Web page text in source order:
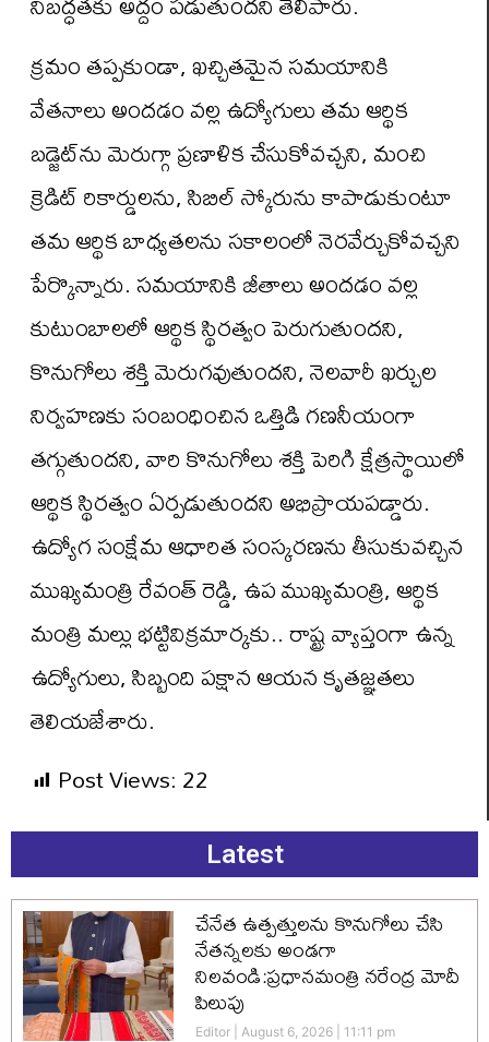
క్రమం తప్పకుండా, ఖచ్చితమైన సమయానికి
వేతనాలు అందడం వల్ల ఉద్యోగులు తమ ఆర్థిక
బడ్జెట్‌ను మెరుగ్గా ప్రణాళిక చేసుకోవచ్చని, మంచి
క్రెడిట్ రికార్డులను, సిబిల్ స్కోరును కాపాడుకుంటూ
తమ ఆర్థిక బాధ్యతలను సకాలంలో నెరవేర్చుకోవచ్చని
పేర్కొన్నారు. సమయానికి జీతాలు అందడం వల్ల
కుటుంబాలలో ఆర్థిక స్థిరత్వం పెరుగుతుందని,
కొనుగోలు శక్తి మెరుగవుతుందని, నెలవారీ ఖర్చుల
నిర్వహణకు సంబంధించిన ఒత్తిడి గణనీయంగా
తగ్గుతుందని, వారి కొనుగోలు శక్తి పెరిగి క్షేత్రస్థాయిలో
ఆర్థిక స్థిరత్వం ఏర్పడుతుందని అభిప్రాయపడ్డారు.
ఉద్యోగ సంక్షేమ ఆధారిత సంస్కరణను తీసుకువచ్చిన
ముఖ్యమంత్రి రేవంత్ రెడ్డి, ఉప ముఖ్యమంత్రి, ఆర్థిక
మంత్రి మ‌ల్లు భట్టివిక్రమార్కకు.. రాష్ట్ర వ్యాప్తంగా ఉన్న
ఉద్యోగులు, సిబ్బంది ప‌క్షాన ఆయన కృత‌జ్ఞ‌త‌లు
తెలియ‌జేశారు.
Post Views:22
Latest
చేనేత ఉత్పత్తులను కొనుగోలు చేసి
నేతన్నలకు అండగా
నిలవండి:ప్రధానమంత్రి నరేంద్ర మోదీ
పిలుపు
Editor August 6, 2026 11:11 pm